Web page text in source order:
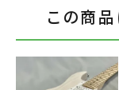
この商